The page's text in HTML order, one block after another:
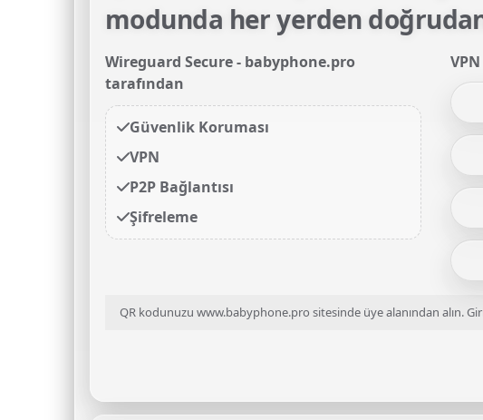
modunda her yerden
Wireguard Secure - babyphone.pro
tarafından
Güvenlik Koruması
VPN
P2P Bağlantısı
Şifreleme
QR kodunuzu www.babyphone.pro sitesinde üye alanından alın.